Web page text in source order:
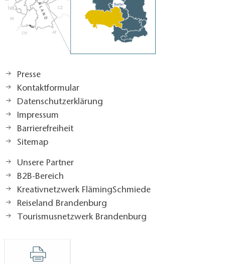
Presse
Kontaktformular
Datenschutzerklärung
Impressum
Barrierefreiheit
Sitemap
Unsere Partner
B2B-Bereich
Kreativnetzwerk FlämingSchmiede
Reiseland Brandenburg
Tourismusnetzwerk Brandenburg